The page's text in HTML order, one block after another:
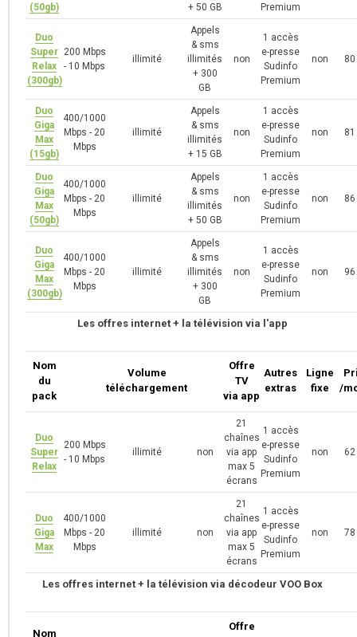
(50gb)
+ 50 GB
Premium
Duo
Super
Relax
(300gb)
200 Mbps
- 10 Mbps
illimité
Appels
& sms
illimités
+ 300
GB
non
1 accès
e-presse
Sudinfo
Premium
non
Duo
Giga
Max
(15gb)
400/1000
Mbps - 20
Mbps
illimité
Appels
& sms
illimités
+ 15 GB
non
1 accès
e-presse
Sudinfo
Premium
non
Duo
Giga
Max
(50gb)
400/1000
Mbps - 20
Mbps
illimité
Appels
& sms
illimités
+ 50 GB
non
1 accès
e-presse
Sudinfo
Premium
non
Duo
Giga
Max
(300gb)
400/1000
Mbps - 20
Mbps
illimité
Appels
& sms
illimités
+ 300
GB
non
1 accès
e-presse
Sudinfo
Premium
non
Les offres internet + la télévision via l'app
Nom
du
pack
Volume
téléchargement
Offre
TV
via app
Autres
extras
Ligne
fixe
/
Duo
Super
Relax
200 Mbps
- 10 Mbps
illimité non
21
chaînes
via app
max 5
écrans
1 accès
e-presse
Sudinfo
Premium
non
Duo
Giga
Max
400/1000
Mbps - 20
Mbps
illimité non
21
chaînes
via app
max 5
écrans
1 accès
e-presse
Sudinfo
Premium
non 78
Les offres internet + la télévision via décodeur VOO Box
Nom
Offre